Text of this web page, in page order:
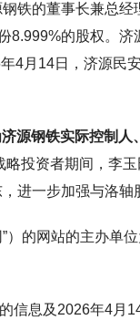
铁的董事长兼总
8.999%的股权。
4月14日，济源民
源钢铁实际控制人
投资者期间，李
进一步加强与洛轴
）的网站的主办单
信息及2026年4月